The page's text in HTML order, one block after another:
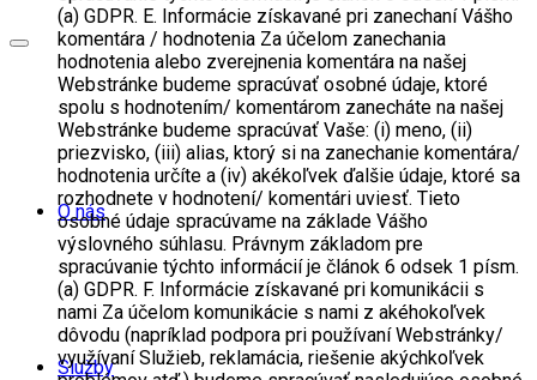
O nás
Služby
(a) GDPR. E. Informácie získavané pri zanechaní Vášho
komentára / hodnotenia Za účelom zanechania
hodnotenia alebo zverejnenia komentára na našej
Webstránke budeme spracúvať osobné údaje, ktoré
spolu s hodnotením/ komentárom zanecháte na našej
Webstránke budeme spracúvať Vaše: (i) meno, (ii)
priezvisko, (iii) alias, ktorý si na zanechanie komentára/
hodnotenia určíte a (iv) akékoľvek ďalšie údaje, ktoré sa
rozhodnete v hodnotení/ komentári uviesť. Tieto
osobné údaje spracúvame na základe Vášho
výslovného súhlasu. Právnym základom pre
spracúvanie týchto informácií je článok 6 odsek 1 písm.
(a) GDPR. F. Informácie získavané pri komunikácii s
nami Za účelom komunikácie s nami z akéhokoľvek
dôvodu (napríklad podpora pri používaní Webstránky/
využívaní Služieb, reklamácia, riešenie akýchkoľvek